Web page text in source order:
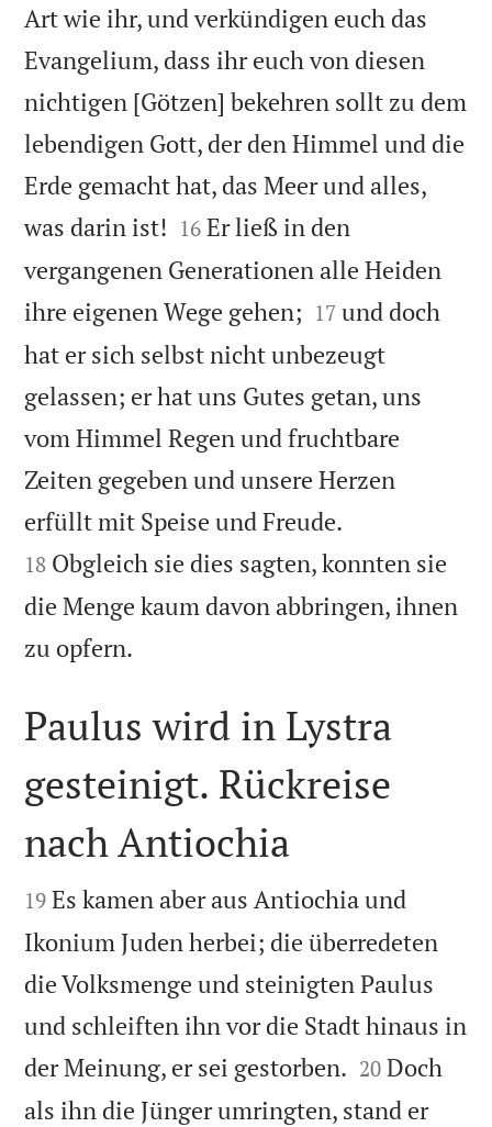
Art wie ihr, und verkündigen euch das
Evangelium, dass ihr euch von diesen
nichtigen [Götzen] bekehren sollt zu dem
lebendigen Gott, der den Himmel und die
Erde gemacht hat, das Meer und alles,
was darin ist! 

16 Er ließ in den
vergangenen Generationen alle Heiden
ihre eigenen Wege gehen; 

17 und doch
hat er sich selbst nicht unbezeugt
gelassen; er hat uns Gutes getan, uns
vom Himmel Regen und fruchtbare
Zeiten gegeben und unsere Herzen
erfüllt mit Speise und Freude.
18 Obgleich sie dies sagten, konnten sie
die Menge kaum davon abbringen, ihnen
zu opfern.

Paulus wird in Lystra
gesteinigt. Rückreise
nach Antiochia

19 Es kamen aber aus Antiochia und
Ikonium Juden herbei; die überredeten
die Volksmenge und steinigten Paulus
und schleiften ihn vor die Stadt hinaus in
der Meinung, er sei gestorben. 

20 Doch
als ihn die Jünger umringten, stand er